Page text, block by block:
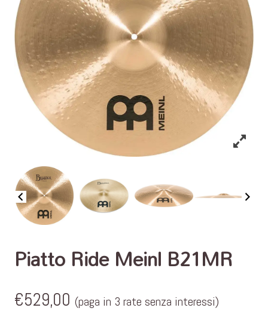
Piatto Ride Meinl B21MR
€529,00 (paga in 3 rate senza interessi)